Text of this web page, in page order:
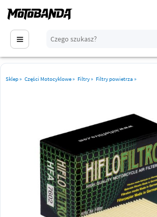
Sklep» Części Motocyklowe» Filtry» Filtry powietrza »